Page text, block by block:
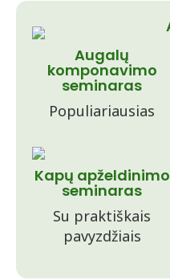
Augalų
komponavimo
seminaras
Populiariausias
Kapų apželdinimo
seminaras
Su praktiškais
pavyzdžiais